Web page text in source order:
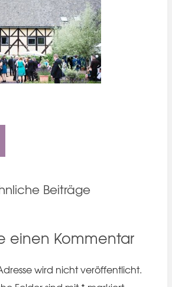
Beiträge
einen Kommentar
wird nicht veröffentlicht.